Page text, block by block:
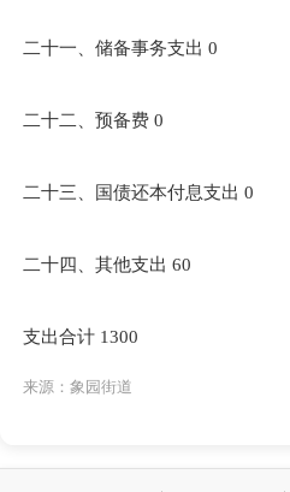
二十一、储备事务支出 0
二十二、预备费 0
二十三、国债还本付息支出 0
二十四、其他支出 60
支出合计 1300
来源：象园街道